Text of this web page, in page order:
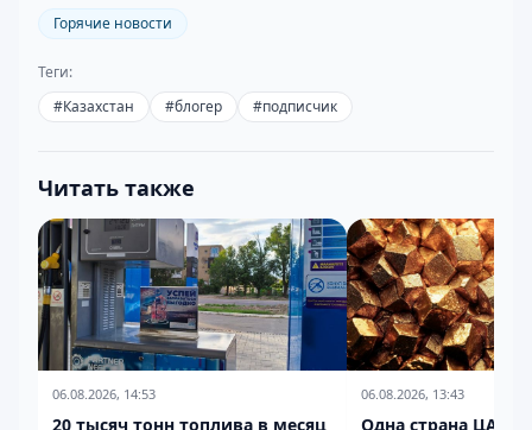
Горячие новости
Теги:
#Казахстан #блогер #подписчик
Читать также
06.08.2026, 14:53
20 тысяч тонн топлива в месяц
06.08.2026, 13:43
Одна страна ЦА